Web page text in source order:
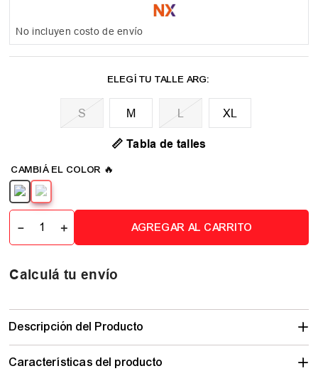
No incluyen costo de envío
M L XL
📏 Tabla de talles
＋
－ AGREGAR AL CARRITO
Calculá tu envío
Descripción del Producto
Características del producto